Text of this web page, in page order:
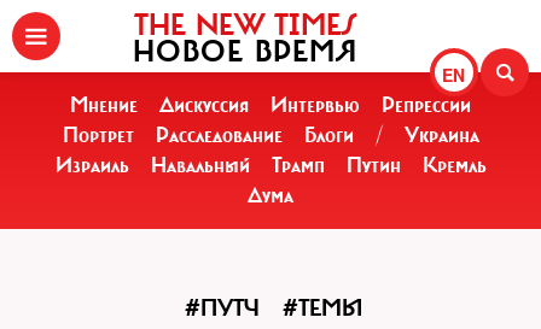
EN
THE NEW TIMES
НОВОЕ ВРЕМЯ
Мнение Дискуссия Интервью
Репрессии
Портрет
Расследование Блоги /
Украина
Израиль
Навальный Трамп Путин
Кремль
Дума
#ПУТЧ #ТЕМЫ